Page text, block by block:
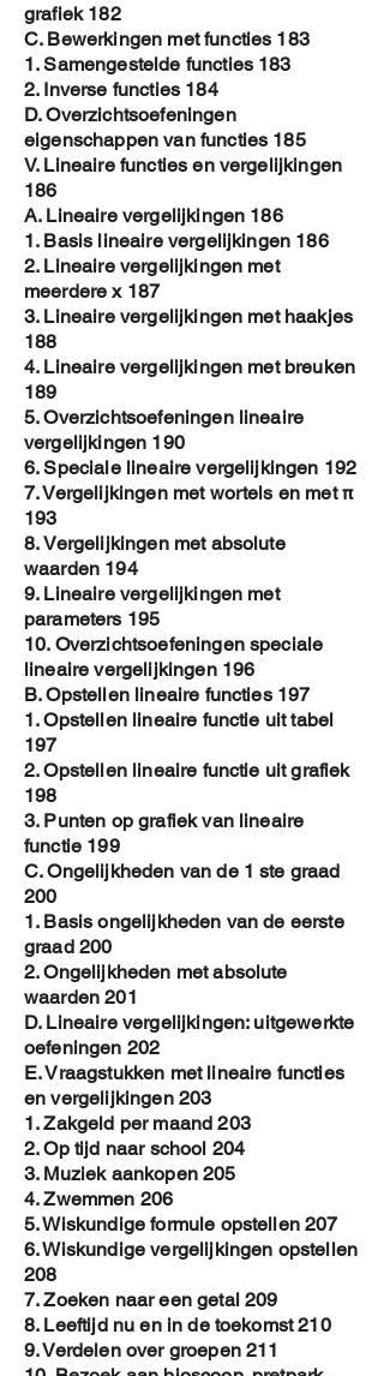
grafiek 182
C. Bewerkingen met functies 183
1. Samengestelde functies 183
2. Inverse functies 184
D. Overzichtsoefeningen
eigenschappen van functies 185
V. Lineaire functies en vergelijkingen
186
A. Lineaire vergelijkingen 186
1. Basis lineaire vergelijkingen 186
2. Lineaire vergelijkingen met
meerdere x 187
3. Lineaire vergelijkingen met haakjes
188
4. Lineaire vergelijkingen met breuken
189
5. Overzichtsoefeningen lineaire
vergelijkingen 190
6. Speciale lineaire vergelijkingen 192
7. Vergelijkingen met wortels en met π
193
8. Vergelijkingen met absolute
waarden 194
9. Lineaire vergelijkingen met
parameters 195
10. Overzichtsoefeningen speciale
lineaire vergelijkingen 196
B. Opstellen lineaire functies 197
1. Opstellen lineaire functie uit tabel
197
2. Opstellen lineaire functie uit grafiek
198
3. Punten op grafiek van lineaire
functie 199
C. Ongelijkheden van de 1 ste graad
200
1. Basis ongelijkheden van de eerste
graad 200
2. Ongelijkheden met absolute
waarden 201
D. Lineaire vergelijkingen: uitgewerkte
oefeningen 202
E. Vraagstukken met lineaire functies
en vergelijkingen 203
1. Zakgeld per maand 203
2. Op tijd naar school 204
3. Muziek aankopen 205
4. Zwemmen 206
5. Wiskundige formule opstellen 207
6. Wiskundige vergelijkingen opstellen
208
7. Zoeken naar een getal 209
8. Leeftijd nu en in de toekomst 210
9. Verdelen over groepen 211